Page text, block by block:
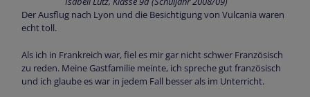
Der Ausflug nach Lyon und die Besichtigung von Vulcania waren
echt toll.
Als ich in Frankreich war, fiel es mir gar nicht schwer Französisch
zu reden. Meine Gastfamilie meinte, ich spreche gut französisch
und ich glaube es war in jedem Fall besser als im Unterricht.